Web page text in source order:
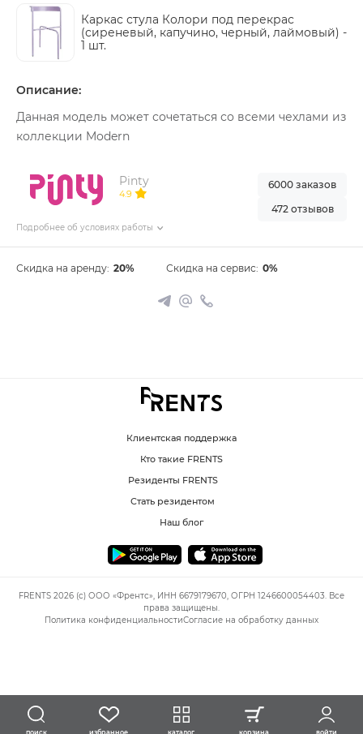
Каркас стула Колори под перекрас
(сиреневый, капучино, черный, лаймовый) -
1 шт.
Описание:
Данная модель может сочетаться со всеми чехлами из
коллекции Modern
Pinty
4.9
Подробнее об условиях работы
6000 заказов
472 отзывов
Скидка на аренду: 20% Скидка на сервис: 0%
Клиентская поддержка
Кто такие FRENTS
Резиденты FRENTS
Стать резидентом
Наш блог
FRENTS 2026 (c) ООО «Френтс», ИНН 6679179670, ОГРН 1246600054403. Все
права защищены.
Политика конфиденциальностиСогласие на обработку данных
поиск избранное каталог корзина войти